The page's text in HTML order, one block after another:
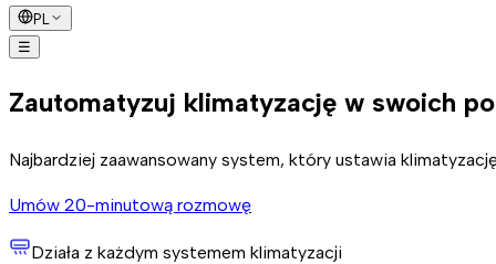
PL
☰
Zautomatyzuj klimatyzację w swoich
Najbardziej zaawansowany system, który ustawia
Umów 20-minutową rozmowę
Działa z każdym systemem klimatyzacji